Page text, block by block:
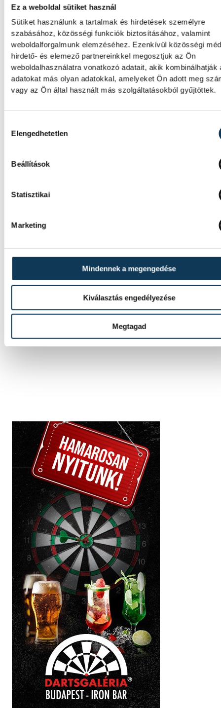
Ez a weboldal sütiket használ
Sütiket használunk a tartalmak és hirdetések személyre
szabásához, közösségi funkciók biztosításához, valamint
weboldalforgalmunk elemzéséhez. Ezenkívül közösségi
hirdető- és elemező partnereinkkel megosztjuk az Ön
weboldalhasználatra vonatkozó adatait, akik kombinálhatják
adatokat más olyan adatokkal, amelyeket Ön adott meg
vagy az Ön által használt más szolgáltatásokból gyűjtöttek.
Elengedhetetlen
Beállítások
Statisztikai
Marketing
Mindennek a megengedése
Kiválasztás engedélyezése
Megtagad
szép beúszás után húzta a labdát a hálóba. A
fórból kozmetikáztak a különbségen, Fekete
azonnal válaszolt szintén előnyből.
A záró nyolc percben először a szerbek
Zalánki azonnal válaszolt. Dedovic fórból
tempózott a magyar kapu előtt, a fiatal
Mandic is "bemutatkozott". A magyarok
a rivális ötösből szépített, az utolsó két
Párizs
SZERZŐ
vehir.hu